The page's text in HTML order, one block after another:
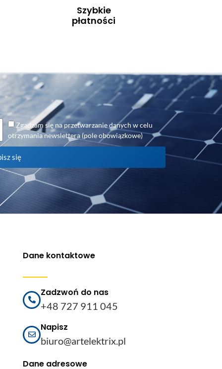
Szybkie
płatności
Zgadzam się na przetwarzanie danych w celu
otrzymania newslettera (pole obowiązkowe)
się
Dane kontaktowe
Zadzwoń do nas
+48 727 911 045
Napisz
biuro@artelektrix.pl
Dane adresowe